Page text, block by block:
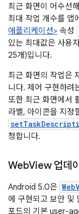
최근 화면이 어수선
최대 작업 개수를 앱
애플리케이션> 속성
있는 최대값은 사용
25개)입니다.
최근 화면의 작업은
니다. 제어 구현하려
또한 최근 화면에서
라벨, 아이콘을 지정
청합니다.
WebView 업데
Android 5.0은
에 구현되고 보안 및
포드의 기본 user-